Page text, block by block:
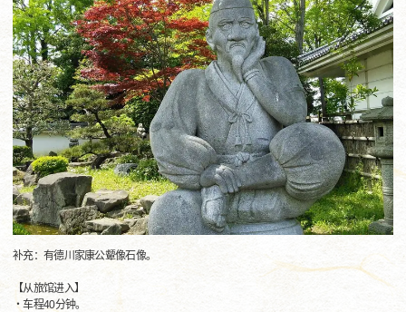
补充：有德川家康公颦像石像。
【从旅馆进入】
・车程40分钟。